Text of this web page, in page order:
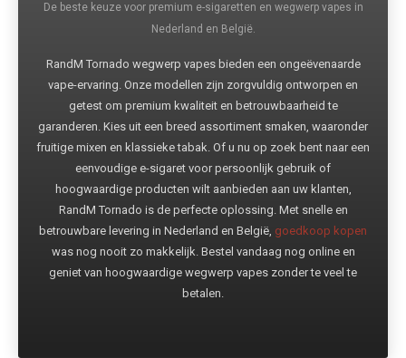
De beste keuze voor premium e-sigaretten en wegwerp vapes in
Nederland en België.
RandM Tornado wegwerp vapes bieden een ongeëvenaarde
vape-ervaring. Onze modellen zijn zorgvuldig ontworpen en
getest om premium kwaliteit en betrouwbaarheid te
garanderen. Kies uit een breed assortiment smaken, waaronder
fruitige mixen en klassieke tabak. Of u nu op zoek bent naar een
eenvoudige e-sigaret voor persoonlijk gebruik of
hoogwaardige producten wilt aanbieden aan uw klanten,
RandM Tornado is de perfecte oplossing. Met snelle en
betrouwbare levering in Nederland en België, goedkoop kopen
was nog nooit zo makkelijk. Bestel vandaag nog online en
geniet van hoogwaardige wegwerp vapes zonder te veel te
betalen.